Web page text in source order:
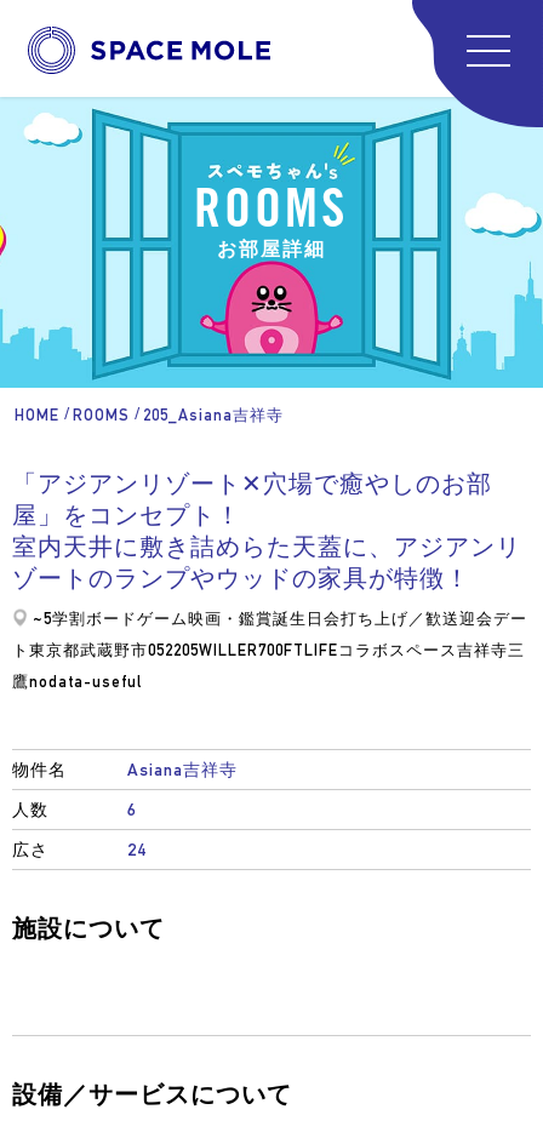
民泊・別
運
スペー
採
お問
ROOMS
お部屋詳細
HOME / ROOMS / 205_Asiana吉祥寺
「アジアンリゾート✕穴場で癒やしのお部
屋」をコンセプト！
室内天井に敷き詰めらた天蓋に、アジアンリ
ゾートのランプやウッドの家具が特徴！
~5学割 ボードゲーム映画・鑑賞誕生日会打ち上げ／歓送迎会デー
ト 東京都武蔵野市052205WILLER700 FTLIFEコラボスペース吉祥寺三
鷹nodata-useful
物件名 Asiana吉祥寺
人数 6
広さ 24
施設について
設備／サービスについて